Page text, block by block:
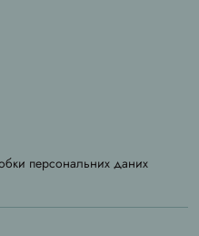
персональних даних